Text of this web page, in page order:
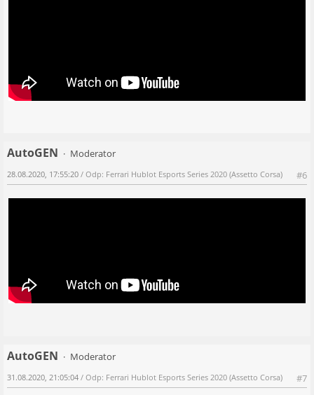
AutoGEN
Moderator
#6
28.08.2020, 17:55:20 / Odp: Ferrari Hublot Esports Series 2020 (Assetto Corsa)
AutoGEN
Moderator
#7
31.08.2020, 21:05:04 / Odp: Ferrari Hublot Esports Series 2020 (Assetto Corsa)